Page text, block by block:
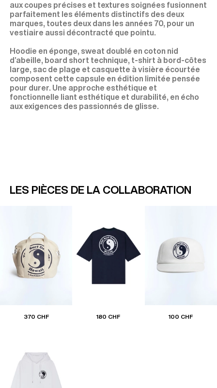
aux coupes précises et textures soignées fusionnent
parfaitement les éléments distinctifs des deux
marques, toutes deux dans les années 70, pour un
vestiaire aussi décontracté que pointu.
Hoodie en éponge, sweat doublé en coton nid
d’abeille, board short technique, t-shirt à bord-côtes
large, sac de plage et casquette à visière écourtée
composent cette capsule en édition limitée pensée
pour durer. Une approche esthétique et
fonctionnelle liant esthétique et durabilité, en écho
aux exigences des passionnés de glisse.
LES PIÈCES DE LA COLLABORATION
370 CHF 180 CHF 100 CHF